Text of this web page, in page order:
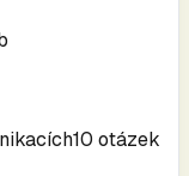
10 otázek